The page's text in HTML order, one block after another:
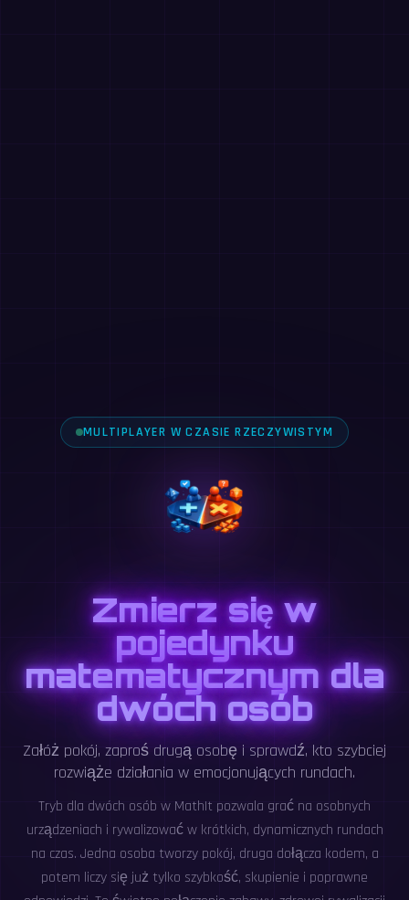
MULTIPLAYER W CZASIE RZECZYWISTYM
Zmierz się w
pojedynku
matematycznym dla
dwóch osób
Załóż pokój, zaproś drugą osobę i sprawdź, kto szybciej
rozwiąże działania w emocjonujących rundach.
Tryb dla dwóch osób w MathIt pozwala grać na osobnych
urządzeniach i rywalizować w krótkich, dynamicznych rundach
na czas. Jedna osoba tworzy pokój, druga dołącza kodem, a
potem liczy się już tylko szybkość, skupienie i poprawne